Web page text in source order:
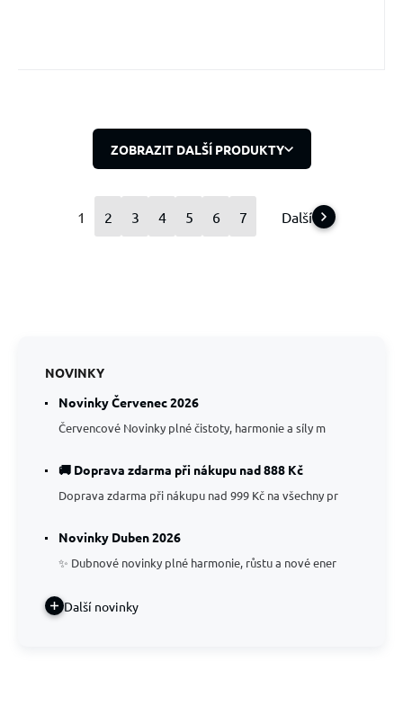
ZOBRAZIT DALŠÍ PRODUKTY
1 2 3 4 5 6 7 Další
NOVINKY
Novinky Červenec 2026
Červencové Novinky plné čistoty, harmonie a síly m
🚚 Doprava zdarma při nákupu nad 888 Kč
Doprava zdarma při nákupu nad 999 Kč na všechny pr
Novinky Duben 2026
✨ Dubnové novinky plné harmonie, růstu a nové ener
Další novinky